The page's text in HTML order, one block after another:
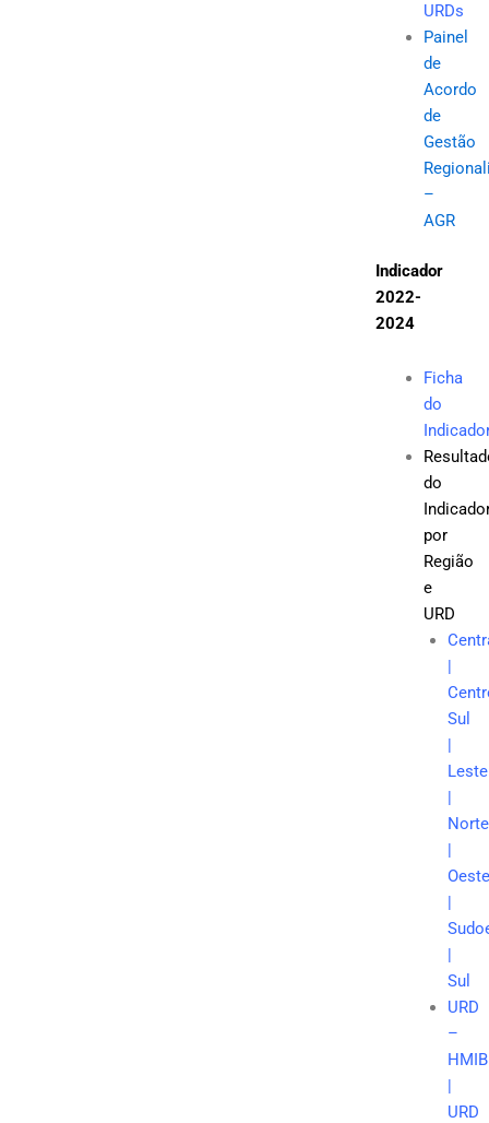
URDs
Painel
de
Acordo
de
Gestão
–
AGR
Indicador
2022-
2024
Ficha
do
do
por
Região
e
URD
|
Sul
|
Leste
|
Norte
|
Oeste
|
|
Sul
URD
–
HMIB
|
URD